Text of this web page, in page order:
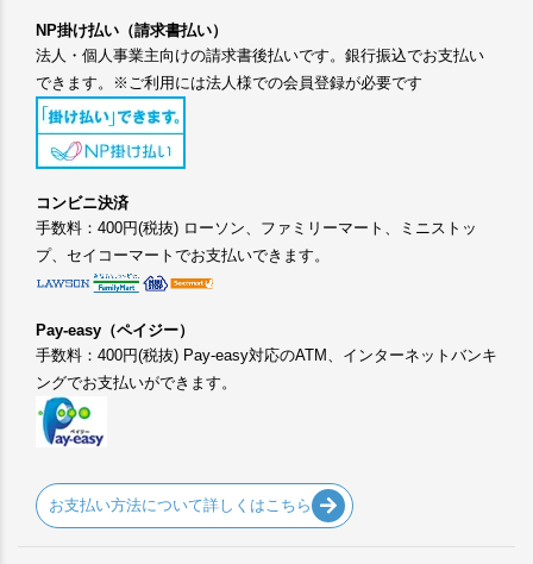
NP掛け払い（請求書払い）
法人・個人事業主向けの請求書後払いです。銀行振込でお支払い
できます。※ご利用には法人様での会員登録が必要です
コンビニ決済
手数料：400円(税抜) ローソン、ファミリーマート、ミニストッ
プ、セイコーマートでお支払いできます。
Pay-easy（ペイジー）
手数料：400円(税抜) Pay-easy対応のATM、インターネットバンキ
ングでお支払いができます。
お支払い方法について詳しくはこちら